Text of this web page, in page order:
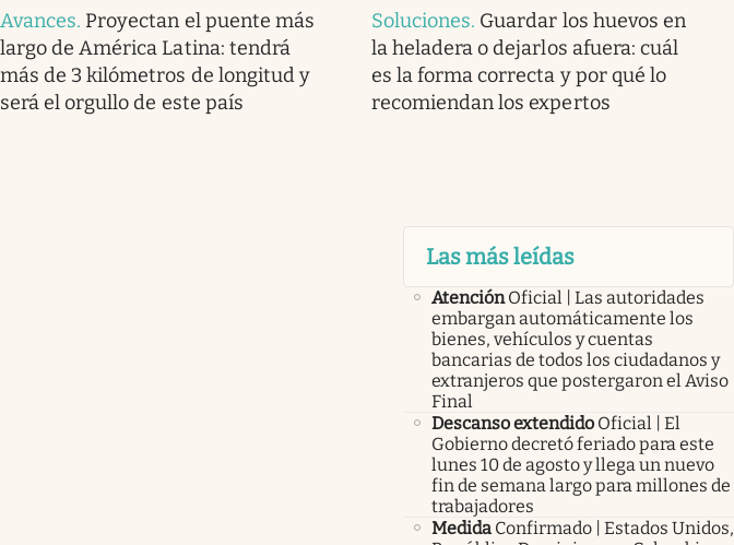
Avances. Proyectan el puente más
largo de América Latina: tendrá
más de 3 kilómetros de longitud y
será el orgullo de este país
Soluciones. Guardar los huevos en
la heladera o dejarlos afuera: cuál
es la forma correcta y por qué lo
recomiendan los expertos
Las más leídas
Atención Oficial | Las autoridades
embargan automáticamente los
bienes, vehículos y cuentas
bancarias de todos los ciudadanos y
extranjeros que postergaron el Aviso
Final
Descanso extendido Oficial | El
Gobierno decretó feriado para este
lunes 10 de agosto y llega un nuevo
fin de semana largo para millones de
trabajadores
Medida Confirmado | Estados Unidos,